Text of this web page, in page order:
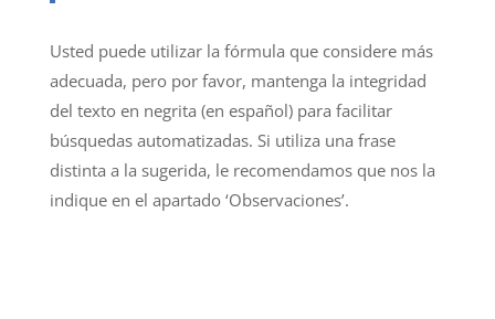
Usted puede utilizar la fórmula que considere más
adecuada, pero por favor, mantenga la integridad
del texto en negrita (en español) para facilitar
búsquedas automatizadas. Si utiliza una frase
distinta a la sugerida, le recomendamos que nos la
indique en el apartado ‘Observaciones’.